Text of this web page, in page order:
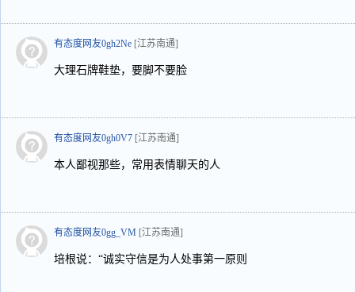
有态度网友0gh2Ne [江苏南通]
大理石牌鞋垫，要脚不要脸
有态度网友0gh0V7 [江苏南通]
本人鄙视那些，常用表情聊天的人
有态度网友0gg_VM [江苏南通]
培根说：“诚实守信是为人处事第一原则